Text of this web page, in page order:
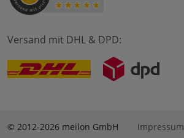
Versand mit DHL & DPD:
© 2012-2026 meilon GmbH Impressum